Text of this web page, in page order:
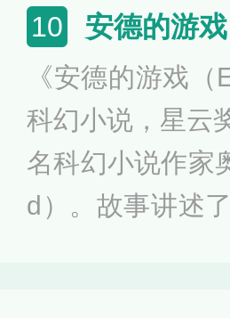
的信息交流、生
程，在运用超技
的三体舰队开
其第一部经过
佳长篇小说奖。
10 安德的游戏
《安德的游戏
科幻小说，星云
名科幻小说作家
d）。故事讲述